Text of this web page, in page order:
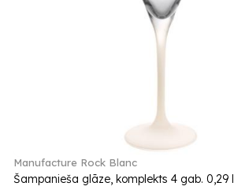
Manufacture Rock Blanc
Šampanieša glāze, komplekts 4 gab. 0,29 l